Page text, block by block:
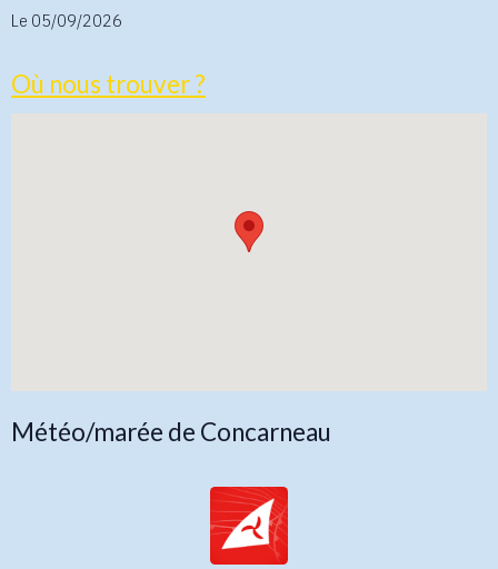
Le 05/09/2026
Où nous trouver ?
Météo/marée de Concarneau